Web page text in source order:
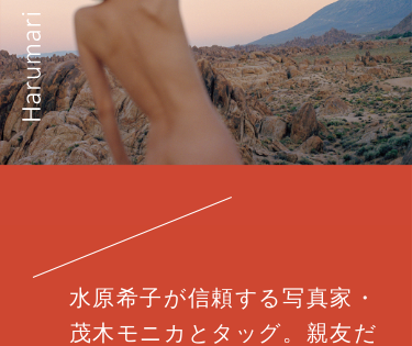
水原希子が信頼する写真家・
茂木モニカとタッグ。親友だ